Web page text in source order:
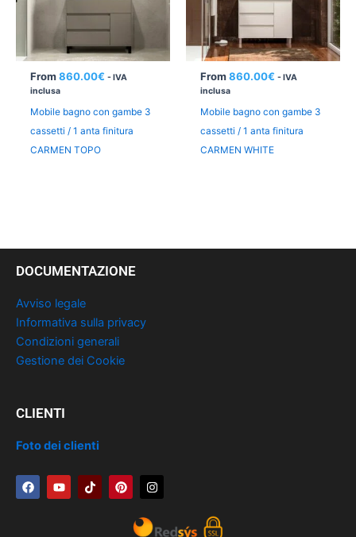
From 860.00€ - IVA
inclusa
Mobile bagno con gambe 3
cassetti / 1 anta finitura
CARMEN TOPO
From 860.00€ - IVA
inclusa
Mobile bagno con gambe 3
cassetti / 1 anta finitura
CARMEN WHITE
DOCUMENTAZIONE
Avviso legale
Informativa sulla privacy
Condizioni generali
Gestione dei Cookie
CLIENTI
Foto dei clienti
F
a
Y
o
T
i
P
i
I
n
a